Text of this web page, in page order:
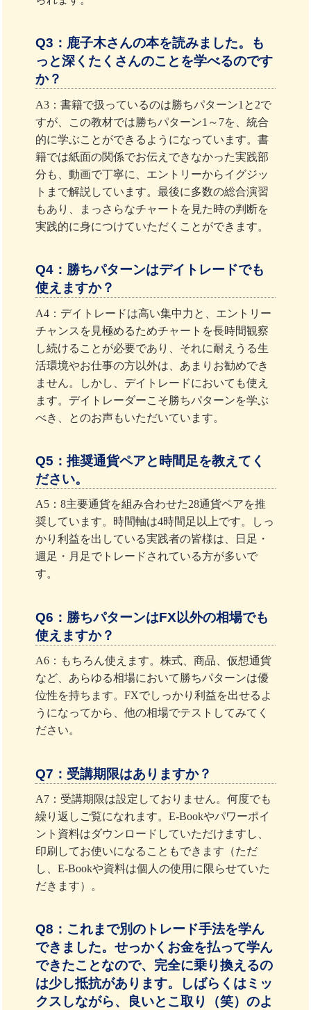
Q3：鹿子木さんの本を読みました。も
っと深くたくさんのことを学べるのです
か？
A3：書籍で扱っているのは勝ちパターン1と2で
すが、この教材では勝ちパターン1～7を、統合
的に学ぶことができるようになっています。書
籍では紙面の関係でお伝えできなかった実践部
分も、動画で丁寧に、エントリーからイグジッ
トまで解説しています。最後に多数の総合演習
もあり、まっさらなチャートを見た時の判断を
実践的に身につけていただくことができます。
Q4：勝ちパターンはデイトレードでも
使えますか？
A4：デイトレードは高い集中力と、エントリー
チャンスを見極めるためチャートを長時間観察
し続けることが必要であり、それに耐えうる生
活環境やお仕事の方以外は、あまりお勧めでき
ません。しかし、デイトレードにおいても使え
ます。デイトレーダーこそ勝ちパターンを学ぶ
べき、とのお声もいただいています。
Q5：推奨通貨ペアと時間足を教えてく
ださい。
A5：8主要通貨を組み合わせた28通貨ペアを推
奨しています。時間軸は4時間足以上です。しっ
かり利益を出している実践者の皆様は、日足・
週足・月足でトレードされている方が多いで
す。
Q6：勝ちパターンはFX以外の相場でも
使えますか？
A6：もちろん使えます。株式、商品、仮想通貨
など、あらゆる相場において勝ちパターンは優
位性を持ちます。FXでしっかり利益を出せるよ
うになってから、他の相場でテストしてみてく
ださい。
Q7：受講期限はありますか？
A7：受講期限は設定しておりません。何度でも
繰り返しご覧になれます。E-Bookやパワーポイ
ント資料はダウンロードしていただけますし、
印刷してお使いになることもできます（ただ
し、E-Bookや資料は個人の使用に限らせていた
だきます）。
Q8：これまで別のトレード手法を学ん
できました。せっかくお金を払って学ん
できたことなので、完全に乗り換えるの
は少し抵抗があります。しばらくはミッ
クスしながら、良いとこ取り（笑）のよ